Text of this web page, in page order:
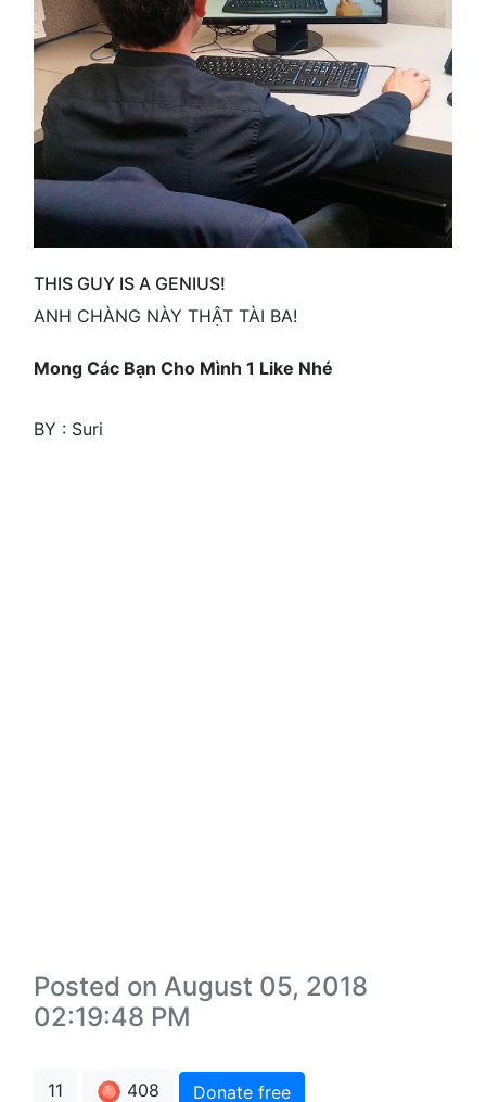
THIS GUY IS A GENIUS!
ANH CHÀNG NÀY THẬT TÀI BA!
Mong Các Bạn Cho Mình 1 Like Nhé
BY : Suri
Posted on August 05, 2018
02:19:48 PM
11 408 Donate free